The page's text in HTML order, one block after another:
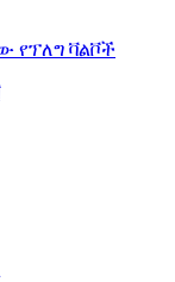
የፕለግ ቫልቮች